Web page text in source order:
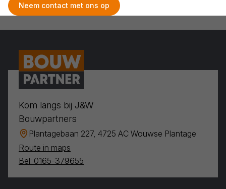
Neem contact met ons op
Kom langs bij J&W
Bouwpartners
Plantagebaan 227, 4725 AC Wouwse Plantage
Route in maps
Bel: 0165-379655